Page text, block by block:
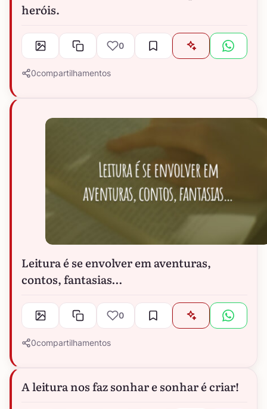
heróis.
0
0compartilhamentos
Leitura é se envolver em aventuras,
contos, fantasias…
0
0compartilhamentos
A leitura nos faz sonhar e sonhar é criar!